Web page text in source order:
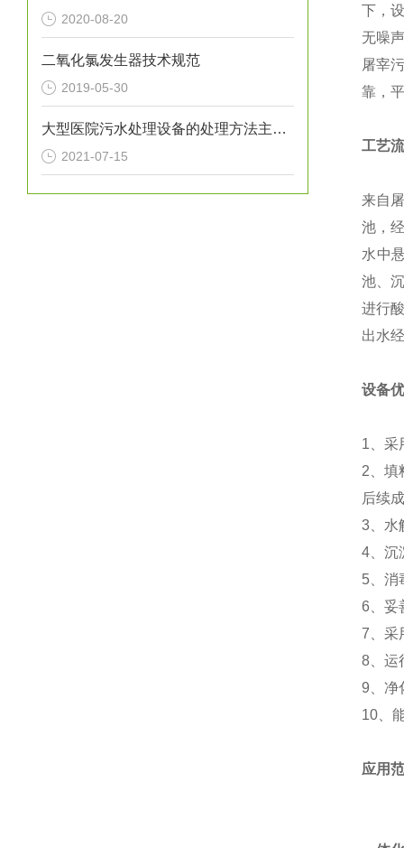
2020-08-20
二氧化氯发生器技术规范
2019-05-30
大型医院污水处理设备的处理方法主要分为以下三类
2021-07-15
下，
无噪
屠宰
靠，
工艺
来自
池，
水中
池、
进行
出水
设备
1、采
2、填
后续
3、水
4、沉
5、消
6、妥
7、采
8、运
9、净
10、
应用